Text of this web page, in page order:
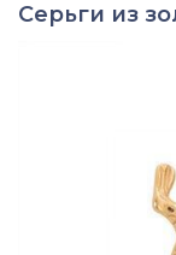
Серьги из